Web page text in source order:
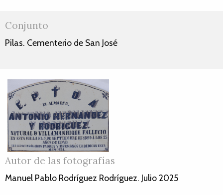
Conjunto
Pilas. Cementerio de San José
Autor de las fotografías
Manuel Pablo Rodríguez Rodríguez. Julio 2025